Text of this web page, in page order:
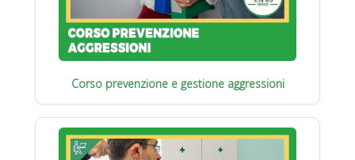
Corso prevenzione e gestione aggressioni